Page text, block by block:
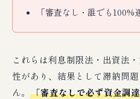
「審査なし・誰でも
これらは利息制限法・出資法
性があり、結果として滞納問
ん。 「審査なしで必ず資金調